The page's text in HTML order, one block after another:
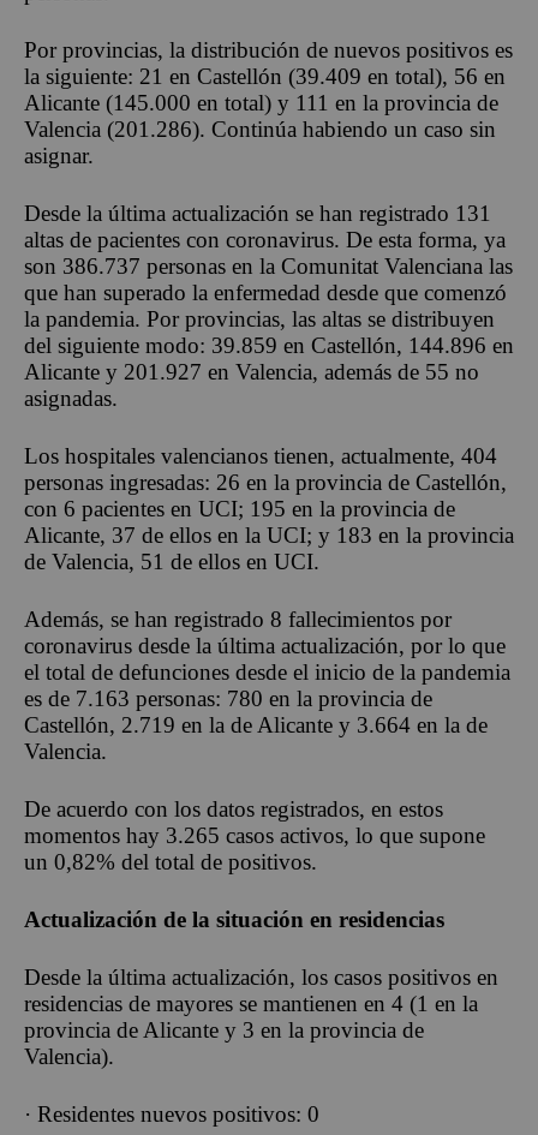
Por provincias, la distribución de nuevos positivos es
la siguiente: 21 en Castellón (39.409 en total), 56 en
Alicante (145.000 en total) y 111 en la provincia de
Valencia (201.286). Continúa habiendo un caso sin
asignar.
Desde la última actualización se han registrado 131
altas de pacientes con coronavirus. De esta forma, ya
son 386.737 personas en la Comunitat Valenciana las
que han superado la enfermedad desde que comenzó
la pandemia. Por provincias, las altas se distribuyen
del siguiente modo: 39.859 en Castellón, 144.896 en
Alicante y 201.927 en Valencia, además de 55 no
asignadas.
Los hospitales valencianos tienen, actualmente, 404
personas ingresadas: 26 en la provincia de Castellón,
con 6 pacientes en UCI; 195 en la provincia de
Alicante, 37 de ellos en la UCI; y 183 en la provincia
de Valencia, 51 de ellos en UCI.
Además, se han registrado 8 fallecimientos por
coronavirus desde la última actualización, por lo que
el total de defunciones desde el inicio de la pandemia
es de 7.163 personas: 780 en la provincia de
Castellón, 2.719 en la de Alicante y 3.664 en la de
Valencia.
De acuerdo con los datos registrados, en estos
momentos hay 3.265 casos activos, lo que supone
un 0,82% del total de positivos.
Actualización de la situación en residencias
Desde la última actualización, los casos positivos en
residencias de mayores se mantienen en 4 (1 en la
provincia de Alicante y 3 en la provincia de
Valencia).
· Residentes nuevos positivos: 0